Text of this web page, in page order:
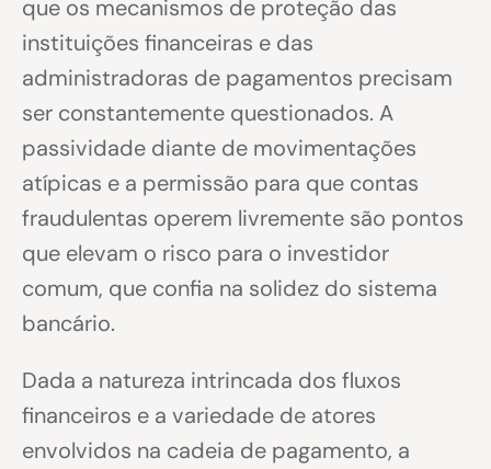
que os mecanismos de proteção das
instituições financeiras e das
administradoras de pagamentos precisam
ser constantemente questionados. A
passividade diante de movimentações
atípicas e a permissão para que contas
fraudulentas operem livremente são pontos
que elevam o risco para o investidor
comum, que confia na solidez do sistema
bancário.
Dada a natureza intrincada dos fluxos
financeiros e a variedade de atores
envolvidos na cadeia de pagamento, a